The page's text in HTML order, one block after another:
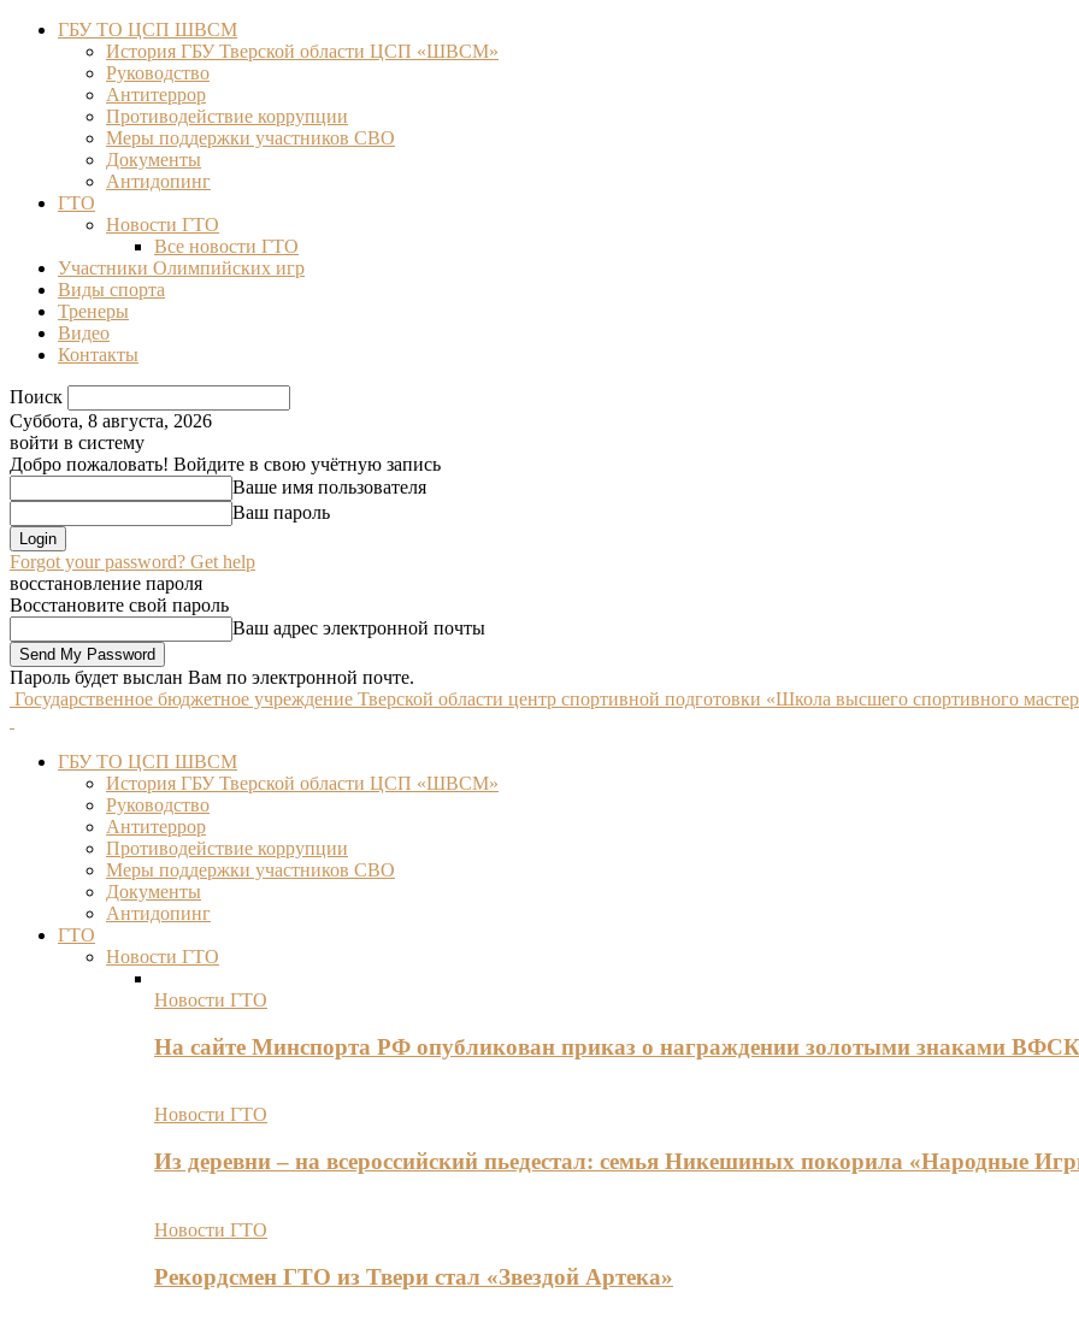
ГБУ ТО ЦСП ШВСМ
История ГБУ Тверской области ЦСП «ШВСМ»
Руководство
Антитеррор
Противодействие коррупции
Меры поддержки участников СВО
Документы
Антидопинг
ГТО
Новости ГТО
Все новости ГТО
Участники Олимпийских игр
Виды спорта
Тренеры
Видео
Контакты
Поиск
Суббота, 8 августа, 2026
войти в систему
Добро пожаловать! Войдите в свою учётную запись
Ваше имя пользователя
Ваш пароль
Forgot your password? Get help
восстановление пароля
Восстановите свой пароль
Ваш адрес электронной почты
Пароль будет выслан Вам по электронной почте.
Государственное бюджетное учреждение Тверской области центр спортивной подготовки «Школа высшего спортивного
ГБУ ТО ЦСП ШВСМ
История ГБУ Тверской области ЦСП «ШВСМ»
Руководство
Антитеррор
Противодействие коррупции
Меры поддержки участников СВО
Документы
Антидопинг
ГТО
Новости ГТО
Новости ГТО
На сайте Минспорта РФ опубликован приказ о награждении золотыми знаками
Новости ГТО
Из деревни – на всероссийский пьедестал: семья Никешиных покорила «Народные
Новости ГТО
Рекордсмен ГТО из Твери стал «Звездой Артека»